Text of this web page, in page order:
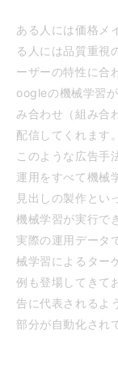
ある人には価格メ
る人には品質重視
ーザーの特性に合
oogleの機械学習
み合わせ（組み合
配信してくれます。
このような広告手
運用をすべて機械
見出しの製作とい
機械学習が実行で
実際の運用データ
械学習によるター
例も登場してきて
告に代表されるよ
部分が自動化され